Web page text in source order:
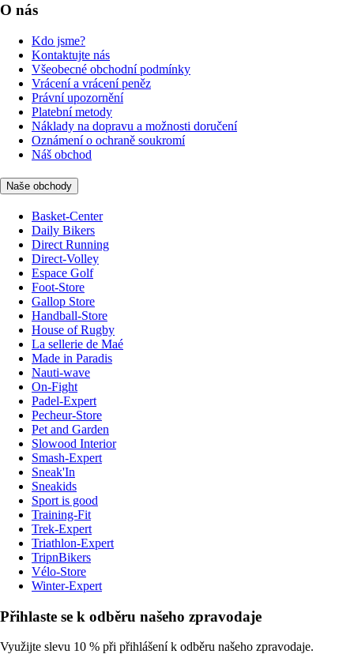
O nás
Kdo jsme?
Kontaktujte nás
Všeobecné obchodní podmínky
Vrácení a vrácení peněz
Právní upozornění
Platební metody
Náklady na dopravu a možnosti doručení
Oznámení o ochraně soukromí
Náš obchod
Naše obchody
Basket-Center
Daily Bikers
Direct Running
Direct-Volley
Espace Golf
Foot-Store
Gallop Store
Handball-Store
House of Rugby
La sellerie de Maé
Made in Paradis
Nauti-wave
On-Fight
Padel-Expert
Pecheur-Store
Pet and Garden
Slowood Interior
Smash-Expert
Sneak'In
Sneakids
Sport is good
Training-Fit
Trek-Expert
Triathlon-Expert
TripnBikers
Vélo-Store
Winter-Expert
Přihlaste se k odběru našeho zpravodaje
Využijte slevu 10 % při přihlášení k odběru našeho zpravodaje.